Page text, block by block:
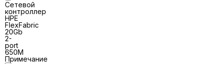
Сетевой
контроллер
HPE
FlexFabric
20Gb
2-
port
650M
Примечание